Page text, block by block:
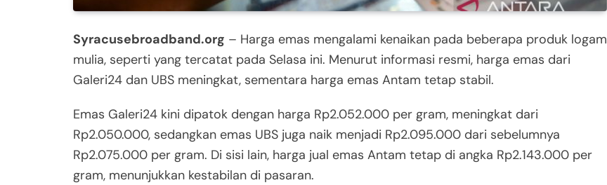
Syracusebroadband.org – Harga emas mengalami kenaikan pada beberapa produk logam
mulia, seperti yang tercatat pada Selasa ini. Menurut informasi resmi, harga emas dari
Galeri24 dan UBS meningkat, sementara harga emas Antam tetap stabil.
Emas Galeri24 kini dipatok dengan harga Rp2.052.000 per gram, meningkat dari
Rp2.050.000, sedangkan emas UBS juga naik menjadi Rp2.095.000 dari sebelumnya
Rp2.075.000 per gram. Di sisi lain, harga jual emas Antam tetap di angka Rp2.143.000 per
gram, menunjukkan kestabilan di pasaran.